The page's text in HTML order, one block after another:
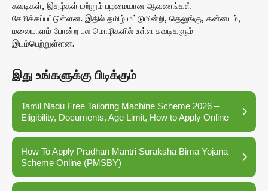
சுவடிகள், இதழ்கள் மற்றும் பழமையான ஆவணங்கள்
சேமிக்கப்பட்டுள்ளன. இதில் தமிழ் மட்டுமின்றி, தெலுங்கு, கன்னடம்,
மலையாளம் போன்ற பல மொழிகளில் உள்ள சுவடிகளும்
இடம்பெற்றுள்ளன.
இது உங்களுக்கு பிடிக்கும்
Tamil Nadu Free Tailoring Machine Scheme 2026 –
Eligibility, Documents, Age Limit, How to Apply Online
How To Apply Pradhan Mantri Suraksha Bima Yojana
Scheme Online (PMSBY)